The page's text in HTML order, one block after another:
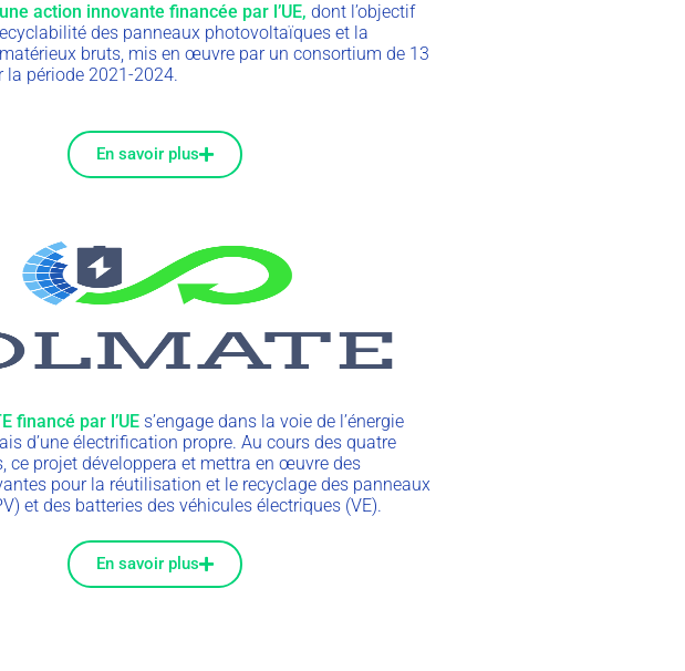
action innovante financée par l’UE, dont l’objectif
des panneaux photovoltaïques et la
bruts, mis en œuvre par un consortium de 13
période 2021-2024.
En savoir plus
financé par l’UE s’engage dans la voie de l’énergie
d’une électrification propre. Au cours des quatre
ce projet développera et mettra en œuvre des
pour la réutilisation et le recyclage des panneaux
et des batteries des véhicules électriques (VE).
En savoir plus